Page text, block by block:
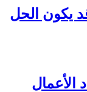
يكون الحل